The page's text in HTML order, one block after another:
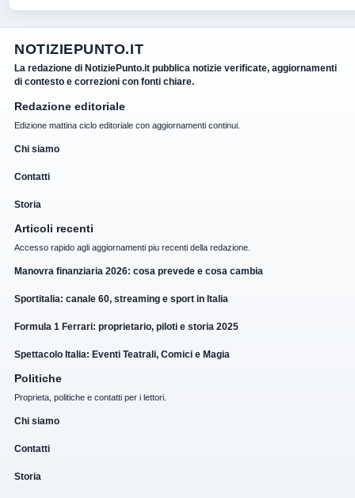
NOTIZIEPUNTO.IT
La redazione di NotiziePunto.it pubblica notizie verificate, aggiornamenti
di contesto e correzioni con fonti chiare.
Redazione editoriale
Edizione mattina ciclo editoriale con aggiornamenti continui.
Chi siamo
Contatti
Storia
Articoli recenti
Accesso rapido agli aggiornamenti piu recenti della redazione.
Manovra finanziaria 2026: cosa prevede e cosa cambia
Sportitalia: canale 60, streaming e sport in Italia
Formula 1 Ferrari: proprietario, piloti e storia 2025
Spettacolo Italia: Eventi Teatrali, Comici e Magia
Politiche
Proprieta, politiche e contatti per i lettori.
Chi siamo
Contatti
Storia